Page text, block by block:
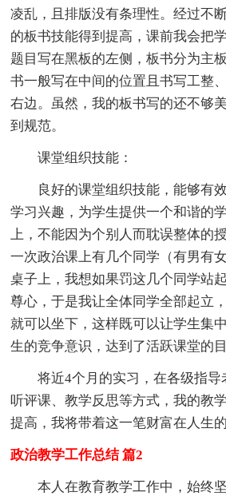
凌乱，且排版没有条理性。经过不
的板书技能得到提高，课前我会把
题目写在黑板的左侧，板书分为主
书一般写在中间的位置且书写工整
右边。虽然，我的板书写的还不够
到规范。
课堂组织技能：
良好的课堂组织技能，能够有
学习兴趣，为学生提供一个和谐的
上，不能因为个别人而耽误整体的
一次政治课上有几个同学（有男有
桌子上，我想如果罚这几个同学站
尊心，于是我让全体同学全部起立
就可以坐下，这样既可以让学生集
生的竞争意识，达到了活跃课堂的目
将近4个月的实习，在各级指
听评课、教学反思等方式，我的教
提高，我将带着这一笔财富在人生
政治教学工作总结 篇2
本人在教育教学工作中，始终